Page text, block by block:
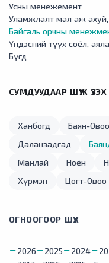
Усны менежемент
Уламжлалт мал аж
Байгаль орчны
Үндэсний түүх соёл,
Бүгд
СУМДУУДААР ШҮҮЖ ҮЗЭХ
Ханбогд Баян-Овоо
Даланзадгад
Манлай
Ноён
Хүрмэн
Цогт-Овоо
ОГНООГООР ШҮҮХ
2026 2025 2024